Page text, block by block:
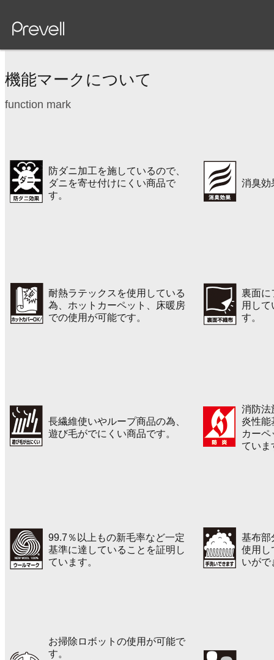
機能マークについて
function mark
防ダニ加工を施しているので、
ダニを寄せ付けにくい商品で
す。
消臭効
耐熱ラテックスを使用している
為、ホットカーペット、床暖房
での使用が可能です。
裏面に
用し
す。
長繊維使いやループ商品の為、
遊び毛がでにくい商品です。
消防法
炎性能
カー
ていま
99.7％以上もの新毛率など一定
基準に達していることを証明し
ています。
基布部
使用し
いがで
お掃除ロボットの使用が可能で
す。